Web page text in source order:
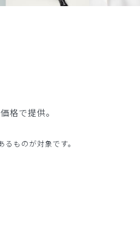
格で提供。
ものが対象です。